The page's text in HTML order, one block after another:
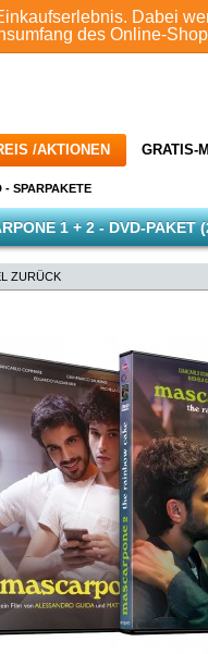
Dabei
des Online-
/AKTIONEN GRATIS-
- SPARPAKETE
1 + 2 - DVD-PAKET
ZURÜCK